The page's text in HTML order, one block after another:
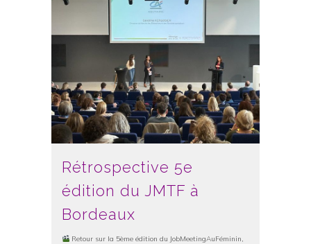
Rétrospective 5e
édition du JMTF à
Bordeaux
Retour sur la 5ème édition du JobMeetingAuFéminin,